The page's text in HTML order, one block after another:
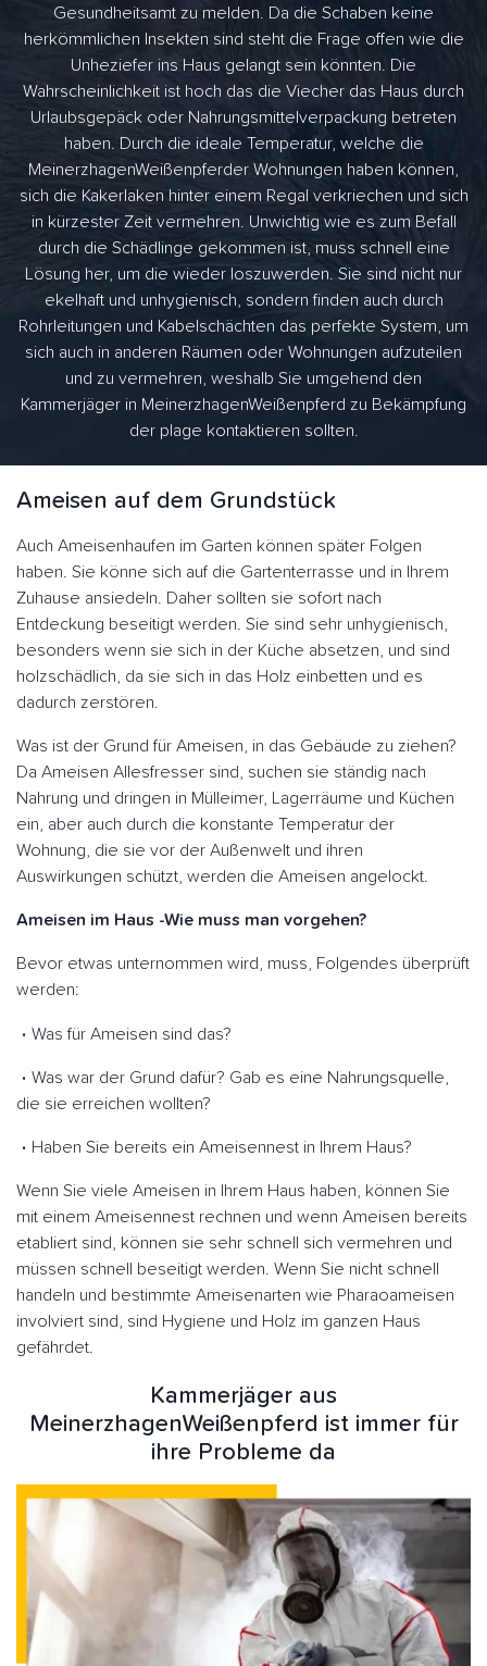
Gesundheitsamt zu melden. Da die Schaben keine
herkömmlichen Insekten sind steht die Frage offen wie die
Unheziefer ins Haus gelangt sein könnten. Die
Wahrscheinlichkeit ist hoch das die Viecher das Haus durch
Urlaubsgepäck oder Nahrungsmittelverpackung betreten
haben. Durch die ideale Temperatur, welche die
MeinerzhagenWeißenpferder Wohnungen haben können,
sich die Kakerlaken hinter einem Regal verkriechen und sich
in kürzester Zeit vermehren. Unwichtig wie es zum Befall
durch die Schädlinge gekommen ist, muss schnell eine
Lösung her, um die wieder loszuwerden. Sie sind nicht nur
ekelhaft und unhygienisch, sondern finden auch durch
Rohrleitungen und Kabelschächten das perfekte System, um
sich auch in anderen Räumen oder Wohnungen aufzuteilen
und zu vermehren, weshalb Sie umgehend den
Kammerjäger in MeinerzhagenWeißenpferd zu Bekämpfung
der plage kontaktieren sollten.
Ameisen auf dem Grundstück
Auch Ameisenhaufen im Garten können später Folgen
haben. Sie könne sich auf die Gartenterrasse und in Ihrem
Zuhause ansiedeln. Daher sollten sie sofort nach
Entdeckung beseitigt werden. Sie sind sehr unhygienisch,
besonders wenn sie sich in der Küche absetzen, und sind
holzschädlich, da sie sich in das Holz einbetten und es
dadurch zerstören.
Was ist der Grund für Ameisen, in das Gebäude zu ziehen?
Da Ameisen Allesfresser sind, suchen sie ständig nach
Nahrung und dringen in Mülleimer, Lagerräume und Küchen
ein, aber auch durch die konstante Temperatur der
Wohnung, die sie vor der Außenwelt und ihren
Auswirkungen schützt, werden die Ameisen angelockt.
Ameisen im Haus -Wie muss man vorgehen?
Bevor etwas unternommen wird, muss, Folgendes überprüft
werden:
Was für Ameisen sind das?
Was war der Grund dafür? Gab es eine Nahrungsquelle,
die sie erreichen wollten?
Haben Sie bereits ein Ameisennest in Ihrem Haus?
Wenn Sie viele Ameisen in Ihrem Haus haben, können Sie
mit einem Ameisennest rechnen und wenn Ameisen bereits
etabliert sind, können sie sehr schnell sich vermehren und
müssen schnell beseitigt werden. Wenn Sie nicht schnell
handeln und bestimmte Ameisenarten wie Pharaoameisen
involviert sind, sind Hygiene und Holz im ganzen Haus
gefährdet.
Kammerjäger aus
MeinerzhagenWeißenpferd ist immer für
ihre Probleme da